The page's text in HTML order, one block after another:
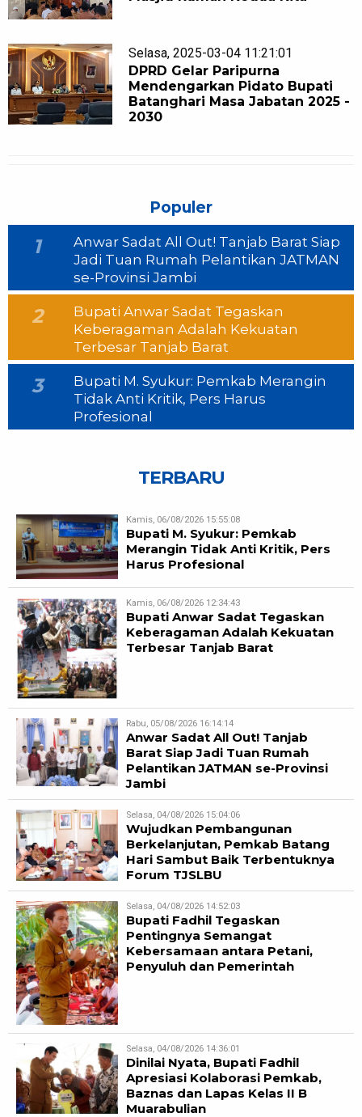
Selasa, 2025-03-04 11:21:01
DPRD Gelar Paripurna
Mendengarkan Pidato Bupati
Batanghari Masa Jabatan 2025 -
2030
Populer
1
Anwar Sadat All Out! Tanjab Barat Siap
Jadi Tuan Rumah Pelantikan JATMAN
se-Provinsi Jambi
2
Bupati Anwar Sadat Tegaskan
Keberagaman Adalah Kekuatan
Terbesar Tanjab Barat
3
Bupati M. Syukur: Pemkab Merangin
Tidak Anti Kritik, Pers Harus
Profesional
TERBARU
Kamis, 06/08/2026 15:55:08
Bupati M. Syukur: Pemkab
Merangin Tidak Anti Kritik, Pers
Harus Profesional
Kamis, 06/08/2026 12:34:43
Bupati Anwar Sadat Tegaskan
Keberagaman Adalah Kekuatan
Terbesar Tanjab Barat
Rabu, 05/08/2026 16:14:14
Anwar Sadat All Out! Tanjab
Barat Siap Jadi Tuan Rumah
Pelantikan JATMAN se-Provinsi
Jambi
Selasa, 04/08/2026 15:04:06
Wujudkan Pembangunan
Berkelanjutan, Pemkab Batang
Hari Sambut Baik Terbentuknya
Forum TJSLBU
Selasa, 04/08/2026 14:52:03
Bupati Fadhil Tegaskan
Pentingnya Semangat
Kebersamaan antara Petani,
Penyuluh dan Pemerintah
Selasa, 04/08/2026 14:36:01
Dinilai Nyata, Bupati Fadhil
Apresiasi Kolaborasi Pemkab,
Baznas dan Lapas Kelas II B
Muarabulian